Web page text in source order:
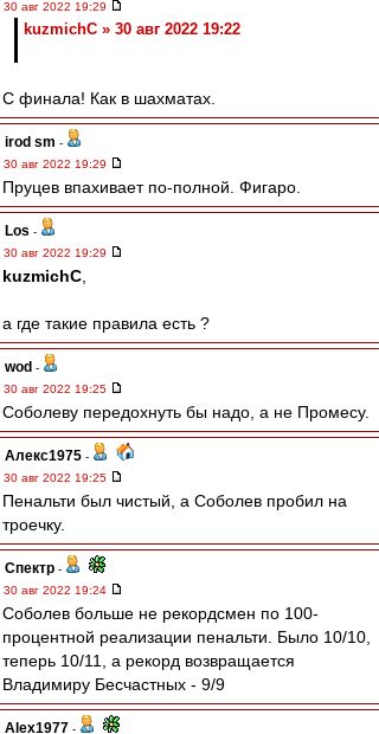
30 авг 2022 19:29
kuzmichC » 30 авг 2022 19:22
С финала! Как в шахматах.
irod sm -
30 авг 2022 19:29
Пруцев впахивает по-полной. Фигаро.
Los -
30 авг 2022 19:29
kuzmichC
а где такие правила есть ?
wod -
30 авг 2022 19:25
Соболеву передохнуть бы надо, а не Промесу.
Алекс1975 -
30 авг 2022 19:25
Пенальти был чистый, а Соболев пробил на
троечку.
Спектр -
30 авг 2022 19:24
Соболев больше не рекордсмен по 100-
процентной реализации пенальти. Было 10/10,
теперь 10/11, а рекорд возвращается
Владимиру Бесчастных - 9/9
Alex1977 -